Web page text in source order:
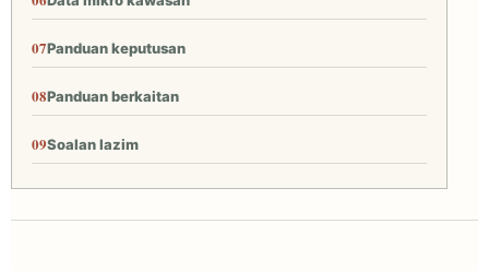
Panduan keputusan
Panduan berkaitan
Soalan lazim